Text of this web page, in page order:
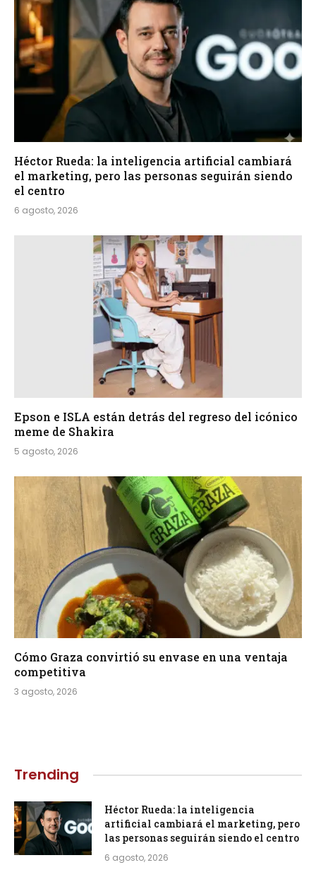
Héctor Rueda: la inteligencia artificial cambiará
el marketing, pero las personas seguirán siendo
el centro
6 agosto, 2026
Epson e ISLA están detrás del regreso del icónico
meme de Shakira
5 agosto, 2026
Cómo Graza convirtió su envase en una ventaja
competitiva
3 agosto, 2026
Trending
Héctor Rueda: la inteligencia
artificial cambiará el marketing, pero
las personas seguirán siendo el centro
6 agosto, 2026